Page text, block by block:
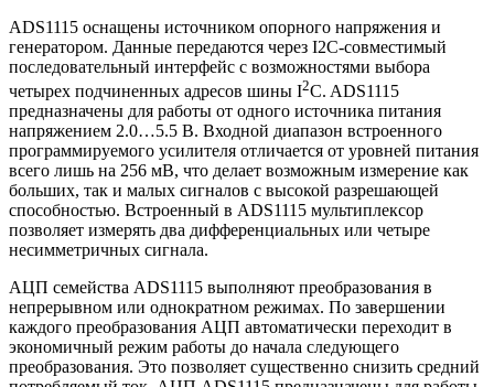
ADS1115 оснащены источником опорного напряжения и
генератором. Данные передаются через I2C-совместимый
последовательный интерфейс с возможностями выбора
четырех подчиненных адресов шины I2C. ADS1115
предназначены для работы от одного источника питания
напряжением 2.0…5.5 В. Входной диапазон встроенного
программируемого усилителя отличается от уровней питания
всего лишь на 256 мВ, что делает возможным измерение как
больших, так и малых сигналов с высокой разрешающей
способностью. Встроенный в ADS1115 мультиплексор
позволяет измерять два дифференциальных или четыре
несимметричных сигнала.
АЦП семейства ADS1115 выполняют преобразования в
непрерывном или однократном режимах. По завершении
каждого преобразования АЦП автоматически переходит в
экономичный режим работы до начала следующего
преобразования. Это позволяет существенно снизить средний